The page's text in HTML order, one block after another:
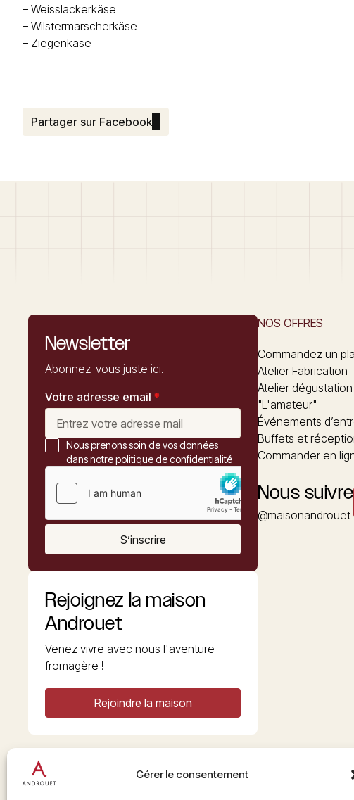
Gérer le consentement
– Weisslackerkäse
– Wilstermarscherkäse
– Ziegenkäse
Partager sur Facebook
Newsletter
Abonnez-vous juste ici.
Votre adresse email *
Nous prenons soin de vos données
dans notre politique de confidentialité
S’inscrire
Rejoignez la maison
Androuet
Venez vivre avec nous l'aventure
fromagère !
Rejoindre la maison
NOS OFFRES
Commandez un
Atelier Fabrication
Atelier dégustation
"L'amateur"
Événements
Buffets et
Commander en
Nous suivre
@maisonandrouet